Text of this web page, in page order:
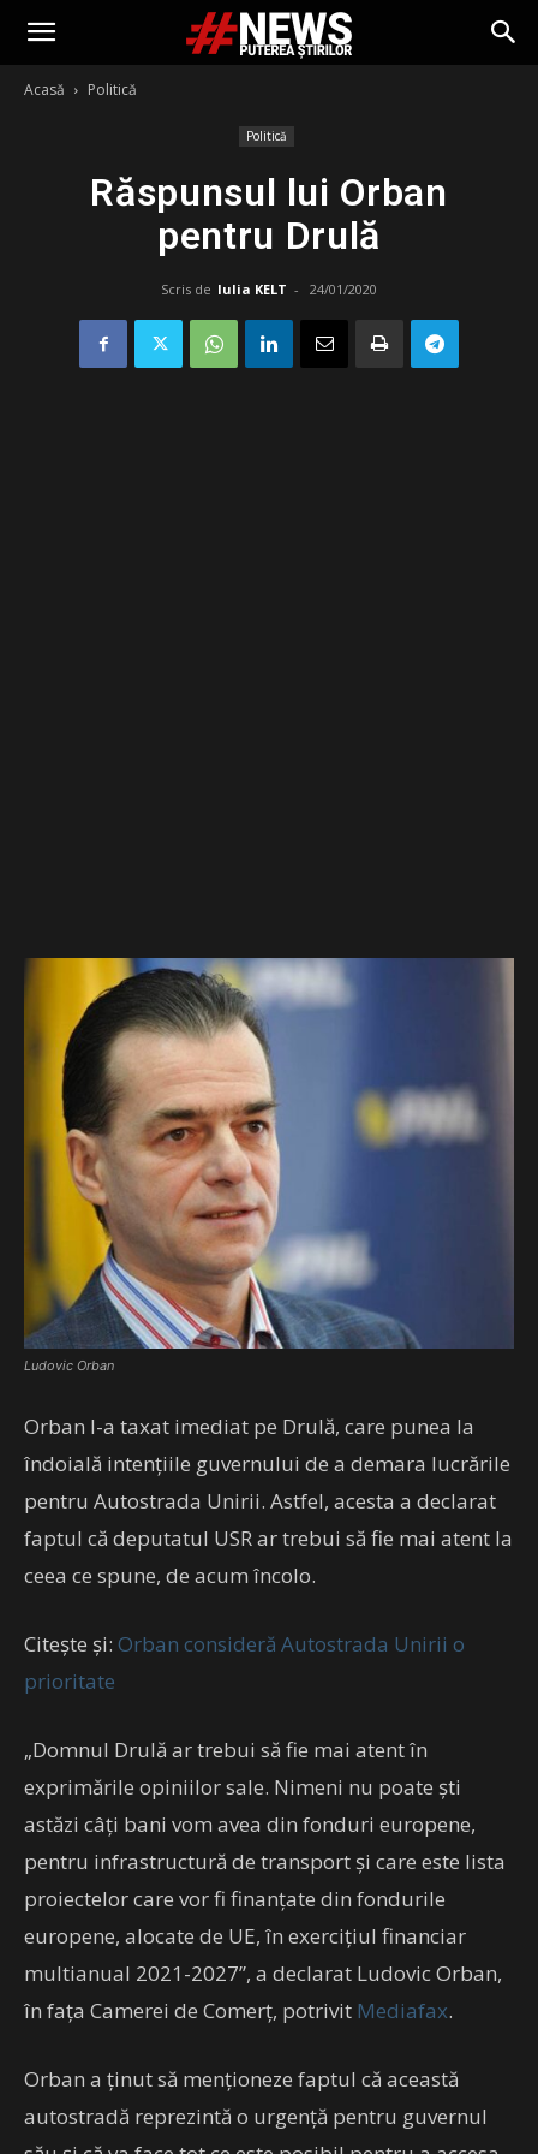
Acasă Politică
Politică
Răspunsul lui Orban
pentru Drulă
Scris de Iulia KELT - 24/01/2020
Ludovic Orban
Orban l-a taxat imediat pe Drulă, care punea la
îndoială intențiile guvernului de a demara lucrările
pentru Autostrada Unirii. Astfel, acesta a declarat
faptul că deputatul USR ar trebui să fie mai atent la
ceea ce spune, de acum încolo.
Citește și: Orban consideră Autostrada Unirii o
prioritate
„Domnul Drulă ar trebui să fie mai atent în
exprimările opiniilor sale. Nimeni nu poate ști
astăzi câți bani vom avea din fonduri europene,
pentru infrastructură de transport și care este lista
proiectelor care vor fi finanțate din fondurile
europene, alocate de UE, în exercițiul financiar
multianual 2021-2027”, a declarat Ludovic Orban,
în fața Camerei de Comerț, potrivit Mediafax.
Orban a ținut să menționeze faptul că această
autostradă reprezintă o urgență pentru guvernul